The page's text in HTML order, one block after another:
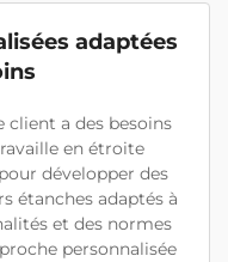
adaptées
client a des besoins
en étroite
développer des
étanches adaptés à
et des normes
personnalisée